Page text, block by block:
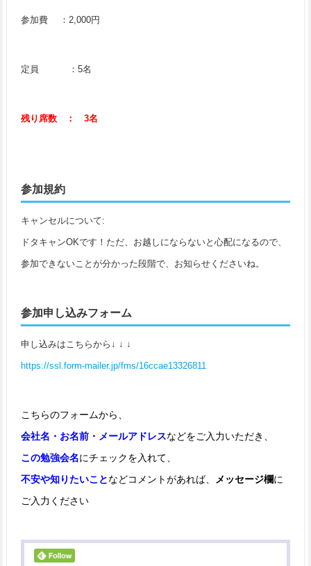
参加費 ：2,000円
定員 ：5名
残り席数 ： 3名
参加規約
キャンセルについて:
ドタキャンOKです！ただ、お越しにならないと心配になるので、
参加できないことが分かった段階で、お知らせくださいね。
参加申し込みフォーム
申し込みはこちらから↓ ↓ ↓
https://ssl.form-mailer.jp/fms/16ccae13326811
こちらのフォームから、
会社名・お名前・メールアドレスなどをご入力いただき、
この勉強会名にチェックを入れて、
不安や知りたいことなどコメントがあれば、 メッセージ欄に
ご入力ください